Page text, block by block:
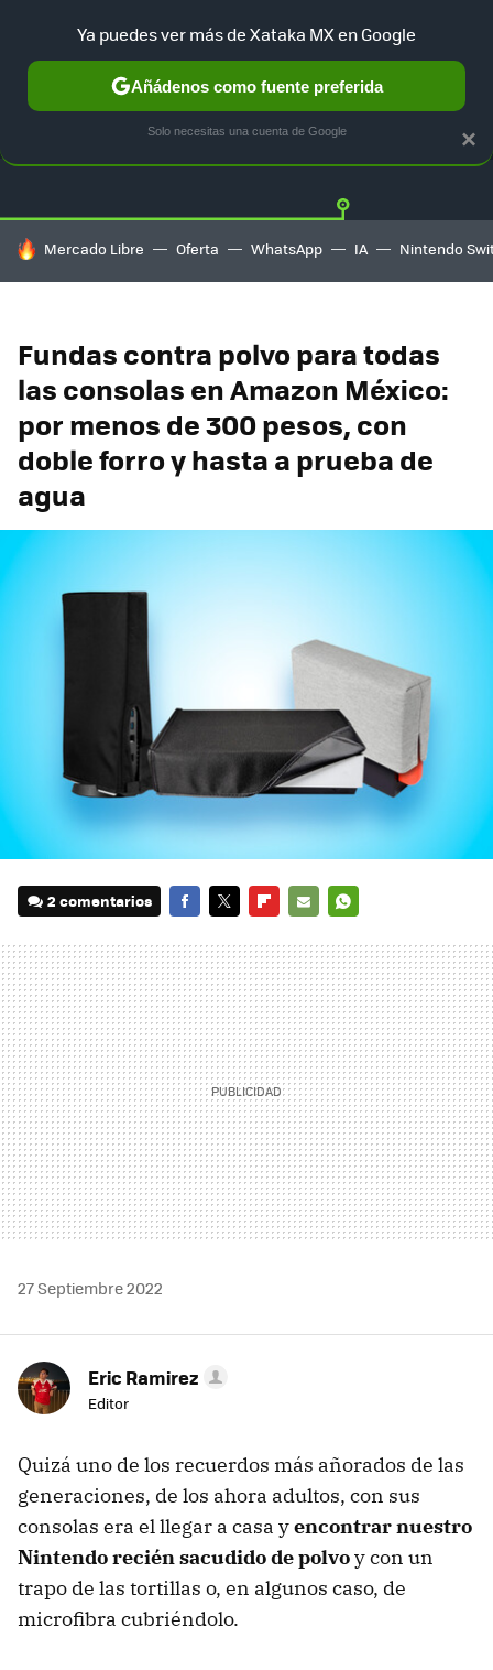
GUÍA DE COMPRAS MERCADO LIBRE
HOY SE HABLA DE
Mercado Libre Oferta WhatsApp IA Nintendo
Fundas contra polvo para todas
las consolas en Amazon México:
por menos de 300 pesos, con
doble forro y hasta a prueba de
agua
2 comentarios
MAIL
27 Septiembre 2022
Eric Ramirez
Editor
Quizá uno de los recuerdos más añorados de las
generaciones, de los ahora adultos, con sus
consolas era el llegar a casa yencontrar nuestro
Nintendo recién sacudido de polvoy con un
trapo de las tortillas o, en algunos caso, de
microfibra cubriéndolo.
×
Ya puedes ver más de Xataka MX en Google
Añádenos como fuente preferida
Solo necesitas una cuenta de Google